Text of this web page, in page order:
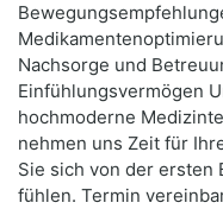
Nachsorge und
Einfühlungsvermögen
hochmoderne
nehmen uns Zeit für
Sie sich von der ersten
fühlen. Termin